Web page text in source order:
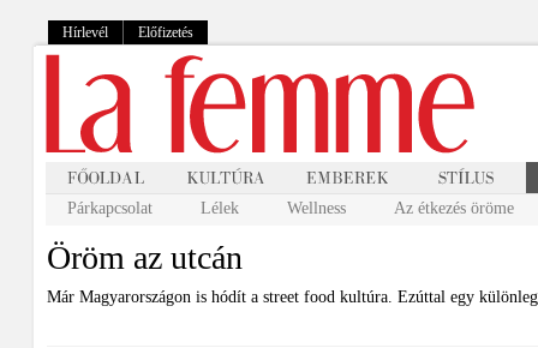
Hírlevél Előfizetés
Párkapcsolat Lélek Wellness Az étkezés öröme
Öröm az utcán
Már Magyarországon is hódít a street food kultúra. Ezúttal egy